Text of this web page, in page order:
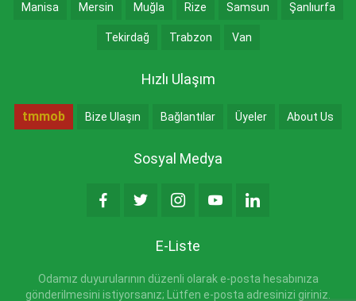
Manisa Mersin Muğla Rize Samsun Şanlıurfa
Tekirdağ Trabzon Van
Hızlı Ulaşım
tmmob Bize Ulaşın Bağlantılar Üyeler About Us
Sosyal Medya
E-Liste
Odamız duyurularının düzenli olarak e-posta hesabınıza
gönderilmesini istiyorsanız; Lütfen e-posta adresinizi giriniz.